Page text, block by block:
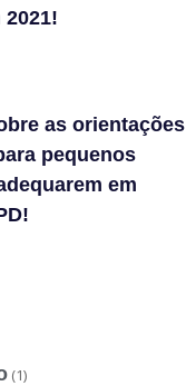
as orientações
pequenos
em
(1)